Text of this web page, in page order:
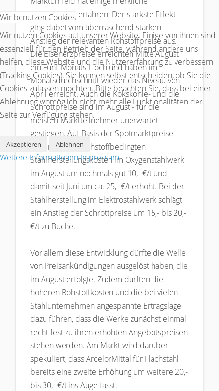
Aufhellungen erfahren. Der stärkste Effekt
ging dabei vom überraschend starken
Anstieg der relevanten Rohstoffpreise aus.
Die Eisenerzpreise erreichten Mitte August
ein Fünf-Monats-Hoch und haben im
Monatsdurchschnitt wieder das Niveau von
April erreicht. Auch die Kokskohle- und die
Schrottpreise sind im August - für die
meisten Marktteilnehmer unerwartet-
gestiegen. Auf Basis der Spotmarktpreise
haben sich die rohstoffbedingten
Stahlherstellungskosten im Oxygenstahlwerk
im August um nochmals gut 10,- €/t und
damit seit Juni um ca. 25,- €/t erhöht. Bei der
Stahlherstellung im Elektrostahlwerk schlägt
ein Anstieg der Schrottpreise um 15,- bis 20,-
€/t zu Buche.
Vor allem diese Entwicklung dürfte die Welle
von Preisankündigungen ausgelöst haben, die
im August erfolgte. Zudem dürften die
höheren Rohstoffkosten und die bei vielen
Stahlunternehmen angespannte Ertragslage
dazu führen, dass die Werke zunächst einmal
recht fest zu ihren erhöhten Angebotspreisen
stehen werden. Am Markt wird darüber
spekuliert, dass ArcelorMittal für Flachstahl
bereits eine zweite Erhöhung um weitere 20,-
bis 30,- €/t ins Auge fasst.
Wir benutzen Cookies
Wir nutzen Cookies auf unserer Website. Einige von ihnen sind
essenziell für den Betrieb der Seite, während andere uns
helfen, diese Website und die Nutzererfahrung zu verbessern
(Tracking Cookies). Sie können selbst entscheiden, ob Sie die
Cookies zulassen möchten. Bitte beachten Sie, dass bei einer
Ablehnung womöglich nicht mehr alle Funktionalitäten der
Seite zur Verfügung stehen.
Akzeptieren Ablehnen
Weitere InformationenImpressum